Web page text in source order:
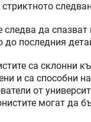
да
до последния
са склонни
и са способни
от
могат да